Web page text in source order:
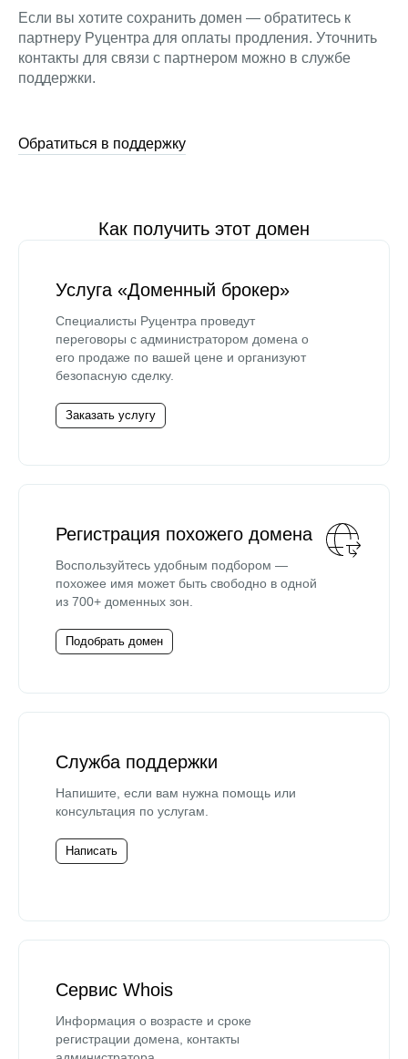
Если вы хотите сохранить домен — обратитесь к
партнеру Руцентра для оплаты продления. Уточнить
контакты для связи с партнером можно в службе
поддержки.
Обратиться в поддержку
Как получить этот домен
Услуга «Доменный брокер»
Специалисты Руцентра проведут
переговоры с администратором домена о
его продаже по вашей цене и организуют
безопасную сделку.
Заказать услугу
Регистрация похожего домена
Воспользуйтесь удобным подбором —
похожее имя может быть свободно в одной
из 700+ доменных зон.
Подобрать домен
Служба поддержки
Напишите, если вам нужна помощь или
консультация по услугам.
Написать
Сервис Whois
Информация о возрасте и сроке
регистрации домена, контакты